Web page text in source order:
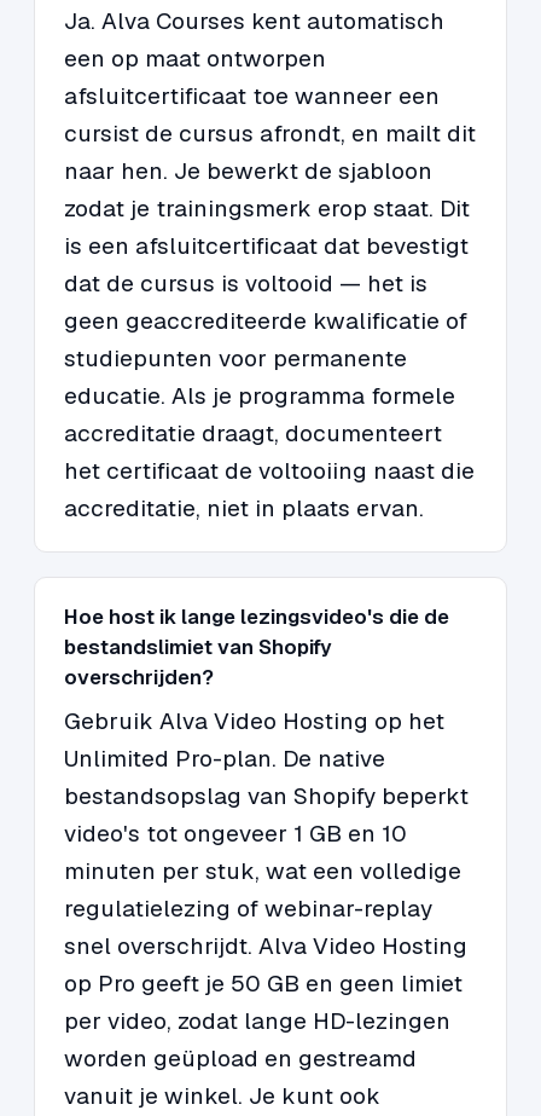
Ja. Alva Courses kent automatisch
een op maat ontworpen
afsluitcertificaat toe wanneer een
cursist de cursus afrondt, en mailt dit
naar hen. Je bewerkt de sjabloon
zodat je trainingsmerk erop staat. Dit
is een afsluitcertificaat dat bevestigt
dat de cursus is voltooid — het is
geen geaccrediteerde kwalificatie of
studiepunten voor permanente
educatie. Als je programma formele
accreditatie draagt, documenteert
het certificaat de voltooiing naast die
accreditatie, niet in plaats ervan.
Hoe host ik lange lezingsvideo's die de
bestandslimiet van Shopify
overschrijden?
Gebruik Alva Video Hosting op het
Unlimited Pro-plan. De native
bestandsopslag van Shopify beperkt
video's tot ongeveer 1 GB en 10
minuten per stuk, wat een volledige
regulatielezing of webinar-replay
snel overschrijdt. Alva Video Hosting
op Pro geeft je 50 GB en geen limiet
per video, zodat lange HD-lezingen
worden geüpload en gestreamd
vanuit je winkel. Je kunt ook